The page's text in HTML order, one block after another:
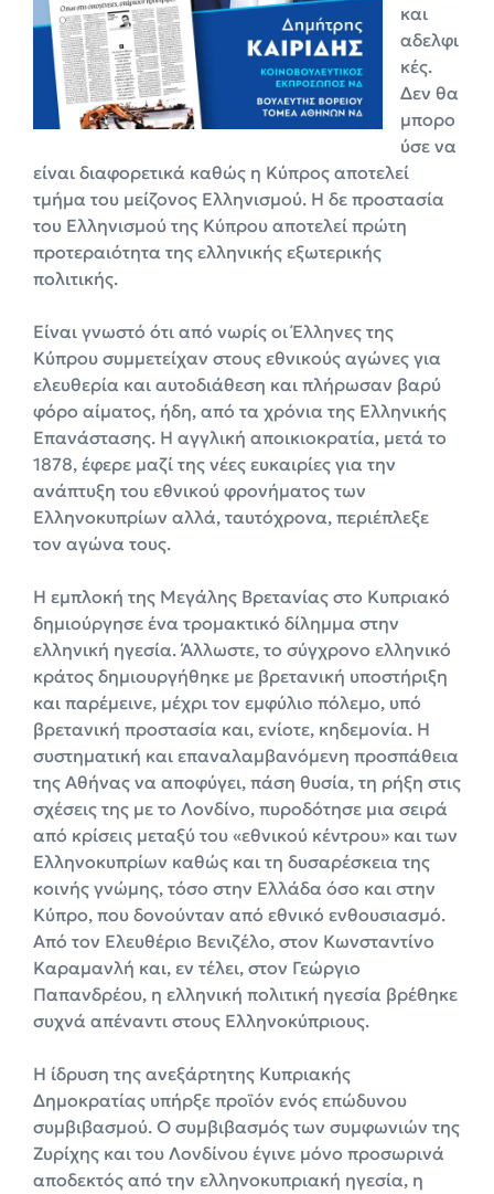
και
αδελφι
κές.
Δεν θα
μπορο
ύσε να
είναι διαφορετικά καθώς η Κύπρος αποτελεί
τμήμα του μείζονος Ελληνισμού. Η δε προστασία
του Ελληνισμού της Κύπρου αποτελεί πρώτη
προτεραιότητα της ελληνικής εξωτερικής
πολιτικής.
Είναι γνωστό ότι από νωρίς οι Έλληνες της
Κύπρου συμμετείχαν στους εθνικούς αγώνες για
ελευθερία και αυτοδιάθεση και πλήρωσαν βαρύ
φόρο αίματος, ήδη, από τα χρόνια της Ελληνικής
Επανάστασης. Η αγγλική αποικιοκρατία, μετά το
1878, έφερε μαζί της νέες ευκαιρίες για την
ανάπτυξη του εθνικού φρονήματος των
Ελληνοκυπρίων αλλά, ταυτόχρονα, περιέπλεξε
τον αγώνα τους.
Η εμπλοκή της Μεγάλης Βρετανίας στο Κυπριακό
δημιούργησε ένα τρομακτικό δίλημμα στην
ελληνική ηγεσία. Άλλωστε, το σύγχρονο ελληνικό
κράτος δημιουργήθηκε με βρετανική υποστήριξη
και παρέμεινε, μέχρι τον εμφύλιο πόλεμο, υπό
βρετανική προστασία και, ενίοτε, κηδεμονία. Η
συστηματική και επαναλαμβανόμενη προσπάθεια
της Αθήνας να αποφύγει, πάση θυσία, τη ρήξη στις
σχέσεις της με το Λονδίνο, πυροδότησε μια σειρά
από κρίσεις μεταξύ του «εθνικού κέντρου» και των
Ελληνοκυπρίων καθώς και τη δυσαρέσκεια της
κοινής γνώμης, τόσο στην Ελλάδα όσο και στην
Κύπρο, που δονούνταν από εθνικό ενθουσιασμό.
Από τον Ελευθέριο Βενιζέλο, στον Κωνσταντίνο
Καραμανλή και, εν τέλει, στον Γεώργιο
Παπανδρέου, η ελληνική πολιτική ηγεσία βρέθηκε
συχνά απέναντι στους Ελληνοκύπριους.
Η ίδρυση της ανεξάρτητης Κυπριακής
Δημοκρατίας υπήρξε προϊόν ενός επώδυνου
συμβιβασμού. Ο συμβιβασμός των συμφωνιών της
Ζυρίχης και του Λονδίνου έγινε μόνο προσωρινά
αποδεκτός από την ελληνοκυπριακή ηγεσία, η